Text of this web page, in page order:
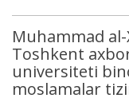
Muhammad
Toshkent
universiteti
moslamalar